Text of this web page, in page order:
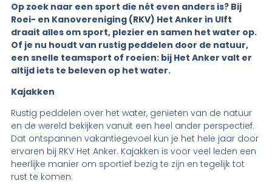
Op zoek naar een sport die nét even anders is? Bij
Roei- en Kanovereniging (RKV) Het Anker in Ulft
draait alles om sport, plezier en samen het water op.
Of je nu houdt van rustig peddelen door de natuur,
een snelle teamsport of roeien: bij Het Anker valt er
altijd iets te beleven op het water.
Kajakken
Rustig peddelen over het water, genieten van de natuur
en de wereld bekijken vanuit een heel ander perspectief.
Dat ontspannen vakantiegevoel kun je het hele jaar door
ervaren bij RKV Het Anker. Kajakken is voor veel leden een
heerlijke manier om sportief bezig te zijn en tegelijk tot
rust te komen.